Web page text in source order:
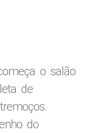
o salão
de
do